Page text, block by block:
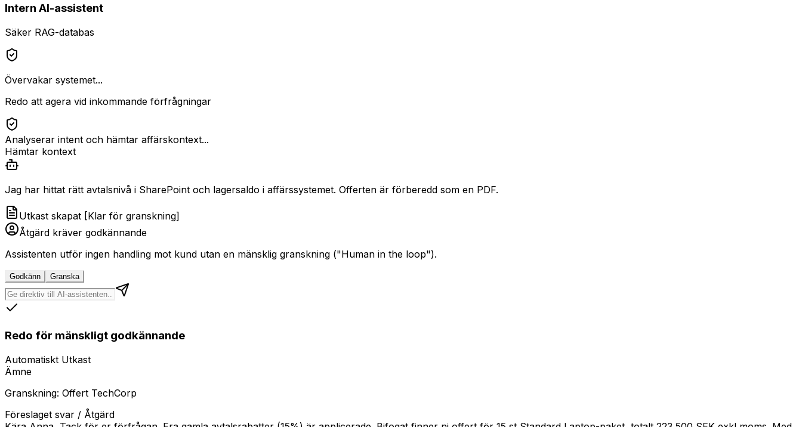
Intern AI-assistent
Säker RAG-databas
Övervakar systemet...
Redo att agera vid inkommande förfrågningar
Analyserar intent och hämtar affärskontext...
Hämtar kontext
Jag har hittat rätt avtalsnivå i SharePoint och lagersaldo i affärssystemet. Offerten är förberedd som en PDF.
Utkast skapat [Klar för granskning]
Åtgärd kräver godkännande
Assistenten utför ingen handling mot kund utan en mänsklig granskning ("Human in the loop").
Godkänn Granska
Redo för mänskligt godkännande
Automatiskt Utkast
Ämne
Granskning: Offert TechCorp
Föreslaget svar / Åtgärd